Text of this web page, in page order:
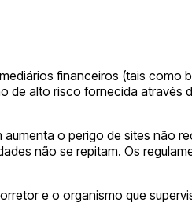
financeiros (tais como
de alto risco fornecida através
o perigo de sites não
não se repitam. Os
e o organismo que